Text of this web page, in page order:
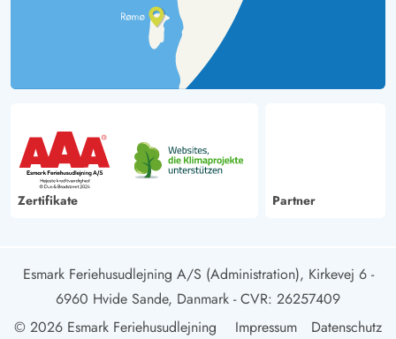
Zertifikate Partner
Esmark Feriehusudlejning A/S (Administration), Kirkevej 6 -
6960 Hvide Sande, Danmark - CVR: 26257409
© 2026 Esmark Feriehusudlejning
Impressum Datenschutz